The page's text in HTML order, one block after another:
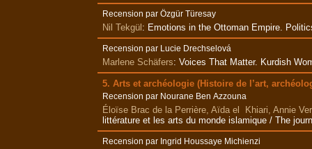
Recension par Özgür Türesay
Nil Tekgül : Emotions in the Ottoman Empire.
Recension par Lucie Drechselová
Marlene Schäfers: Voices That Matter. Kurdish
5. Arts et archéologie (Histoire de l’art,
Recension par Nourane Ben Azzouna
Éloïse Brac de la Perrière, Aïda el Khiari, Annie
littérature et les arts du monde islamique / The
Recension par Ingrid Houssaye Michienzi